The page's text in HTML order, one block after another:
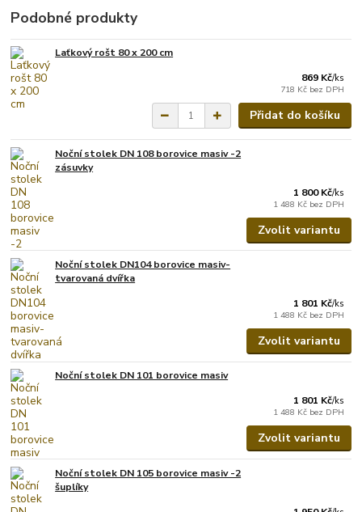
Podobné produkty
Laťkový rošt 80 x 200 cm
869 Kč/ks
718 Kč bez DPH
Přidat do košíku
Noční stolek DN 108 borovice masiv -2
zásuvky
1 800 Kč/ks
1 488 Kč bez DPH
Zvolit variantu
Noční stolek DN104 borovice masiv-
tvarovaná dvířka
1 801 Kč/ks
1 488 Kč bez DPH
Zvolit variantu
Noční stolek DN 101 borovice masiv
1 801 Kč/ks
1 488 Kč bez DPH
Zvolit variantu
Noční stolek DN 105 borovice masiv -2
šuplíky